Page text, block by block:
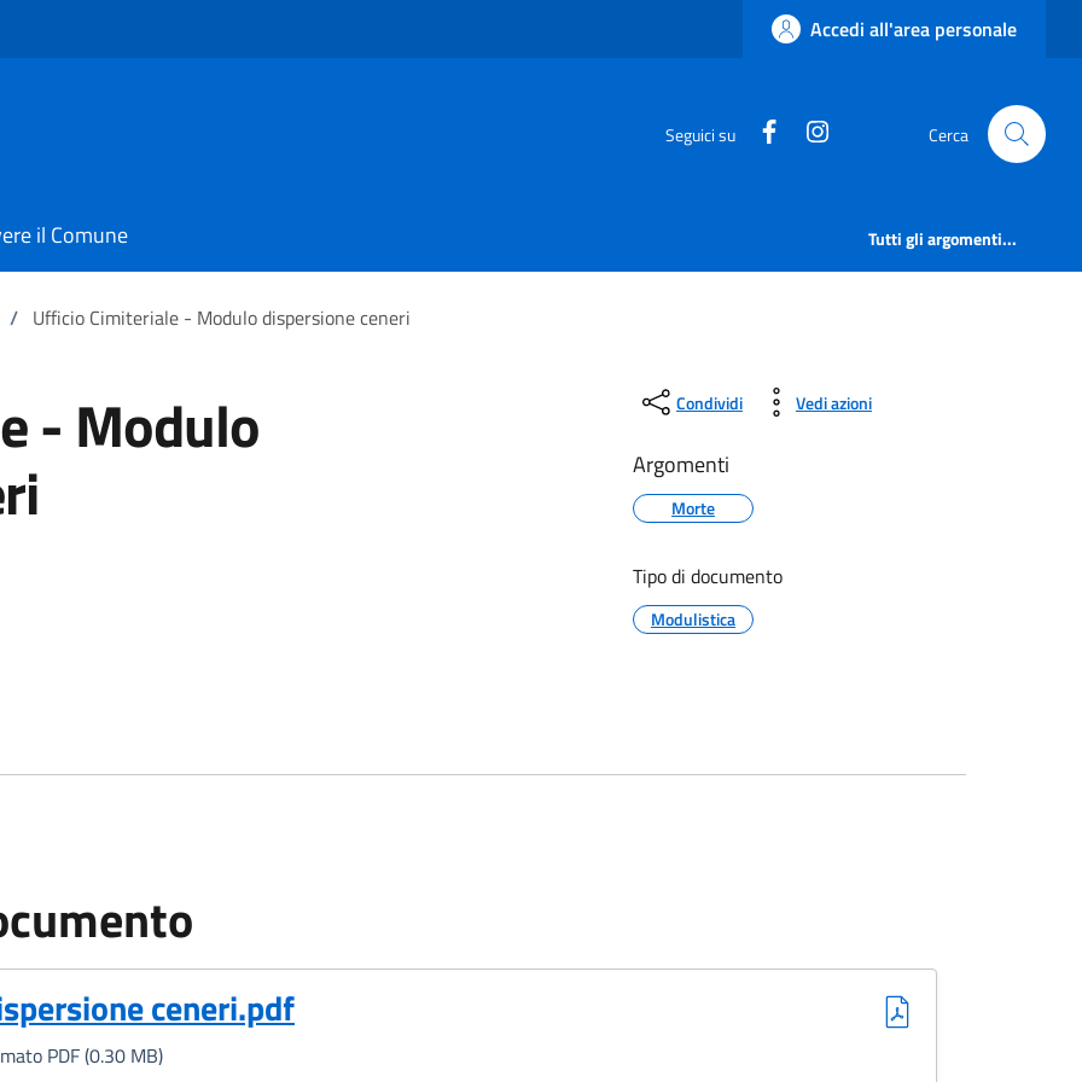
Accedi all'area personale
Seguici su https://www.facebook.com/
https:// Cerca
il Comune Tutti gli argomenti...
/ Ufficio Cimiteriale - Modulo dispersione ceneri
- Modulo Condividi Vedi azioni
Argomenti
Morte
Tipo di documento
Modulistica
ceneri.pdf
PDF, 0.30 MB)
PDF (0.30 MB)